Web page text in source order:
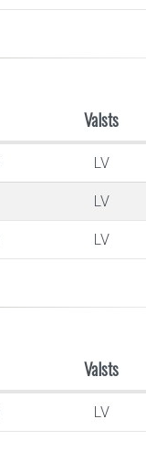
Valsts
LV
LV
LV
Valsts
LV